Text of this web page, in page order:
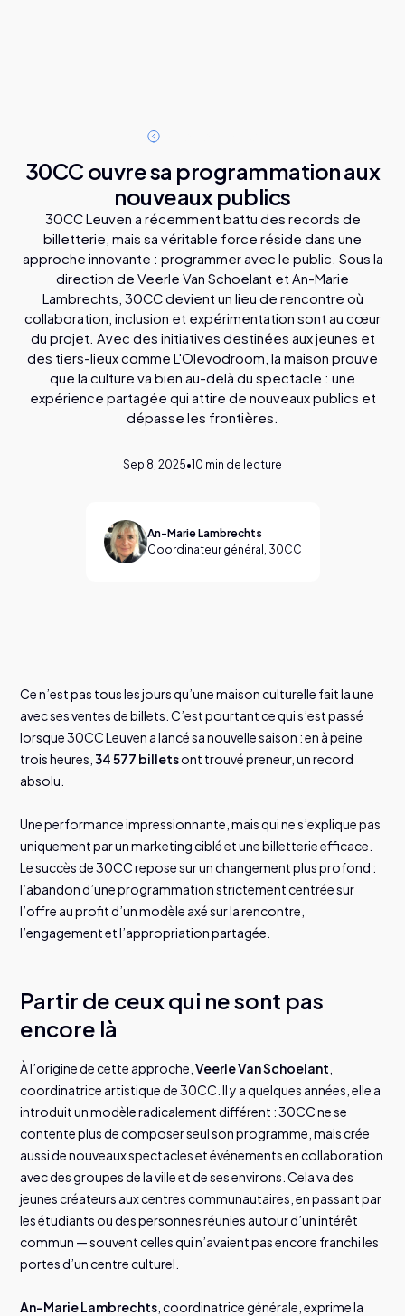
T
30CC ouvre sa programmation aux
nouveaux publics
30CC Leuven a récemment battu des records de
billetterie, mais sa véritable force réside dans une
approche innovante : programmer avec le public. Sous la
direction de Veerle Van Schoelant et An-Marie
Lambrechts, 30CC devient un lieu de rencontre où
collaboration, inclusion et expérimentation sont au cœur
du projet. Avec des initiatives destinées aux jeunes et
des tiers-lieux comme L'Olevodroom, la maison prouve
que la culture va bien au-delà du spectacle : une
expérience partagée qui attire de nouveaux publics et
dépasse les frontières.
Sep 8, 2025•10 min de lecture
An-Marie Lambrechts
Coordinateur général, 30CC
Ce n’est pas tous les jours qu’une maison culturelle fait la une
avec ses ventes de billets. C’est pourtant ce qui s’est passé
lorsque 30CC Leuven a lancé sa nouvelle saison : en à peine
trois heures,34 577 billetsont trouvé preneur, un record
absolu.
Une performance impressionnante, mais qui ne s’explique pas
uniquement par un marketing ciblé et une billetterie efficace.
Le succès de 30CC repose sur un changement plus profond :
l’abandon d’une programmation strictement centrée sur
l’offre au profit d’un modèle axé sur la rencontre,
l’engagement et l’appropriation partagée.
Partir de ceux qui ne sont pas
encore là
À l’origine de cette approche,Veerle Van Schoelant
coordinatrice artistique de 30CC. Il y a quelques années, elle a
introduit un modèle radicalement différent : 30CC ne se
contente plus de composer seul son programme, mais crée
aussi de nouveaux spectacles et événements en collaboration
avec des groupes de la ville et de ses environs. Cela va des
jeunes créateurs aux centres communautaires, en passant par
les étudiants ou des personnes réunies autour d’un intérêt
commun — souvent celles qui n’avaient pas encore franchi les
portes d’un centre culturel.
An-Marie Lambrechts , coordinatrice générale, exprime la